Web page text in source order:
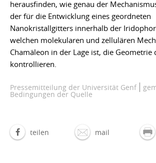
herausfinden, wie genau der
der für die Entwicklung eines geordneten
Nanokristallgitters innerhalb der
welchen molekularen und zellulären
Chamäleon in der Lage ist, die Geometrie
kontrollieren.
Pressemitteilung der Universität Genf
Bedingungen der Quelle
teilen mail